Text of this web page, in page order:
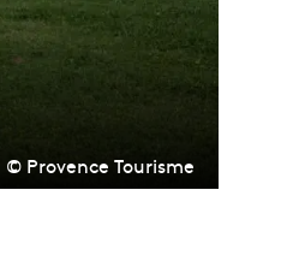
© Provence Tourisme